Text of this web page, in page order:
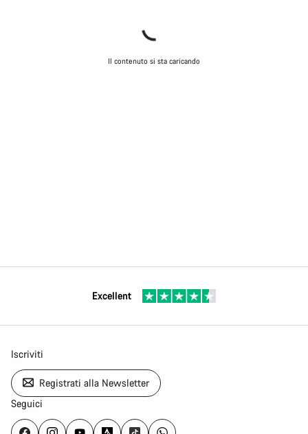
Il contenuto si sta caricando
Excellent
Iscriviti
Registrati alla Newsletter
Seguici